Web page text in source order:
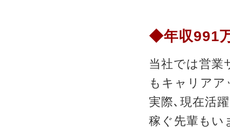
◆年収991
当社では営業
もキャリア
実際､現在活
稼ぐ先輩もい